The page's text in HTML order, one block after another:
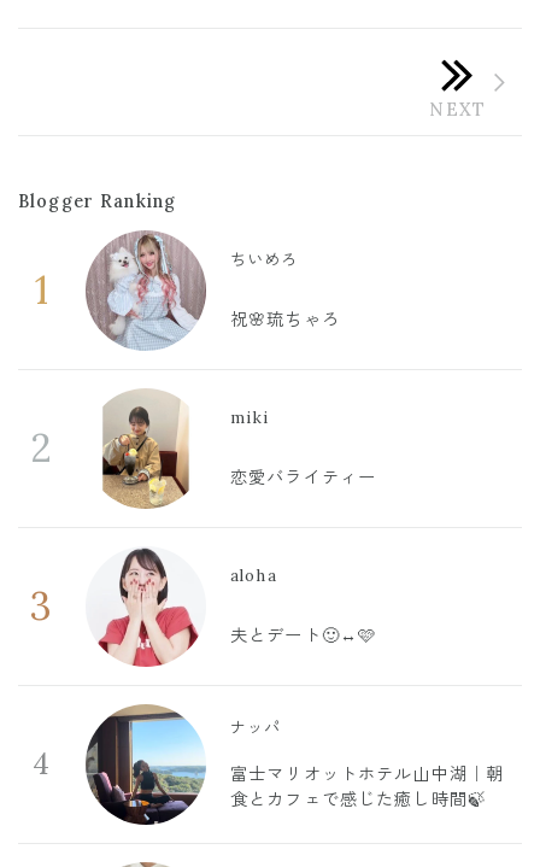
Blogger Ranking
1
ちいめろ
祝🌸琉ちゃろ
2
miki
恋愛バライティー
3
aloha
夫とデート🙂‍↔️🩷
4
ナッパ
富士マリオットホテル山中湖｜朝
食とカフェで感じた癒し時間🍃